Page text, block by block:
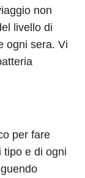
non
livello di
ogni sera. Vi
per fare
tipo e di ogni